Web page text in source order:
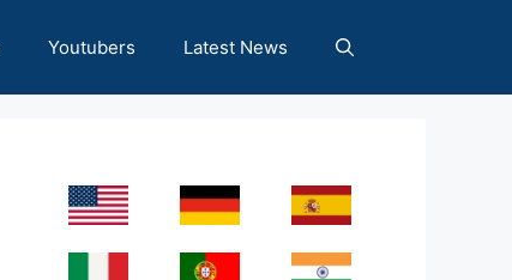
Youtubers Latest News